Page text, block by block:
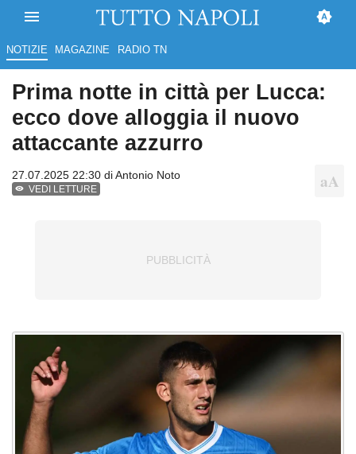
NOTIZIE MAGAZINE RADIO TN
Prima notte in città per Lucca:
ecco dove alloggia il nuovo
attaccante azzurro
27.07.2025 22:30 diAntonio Noto
VEDI LETTURE